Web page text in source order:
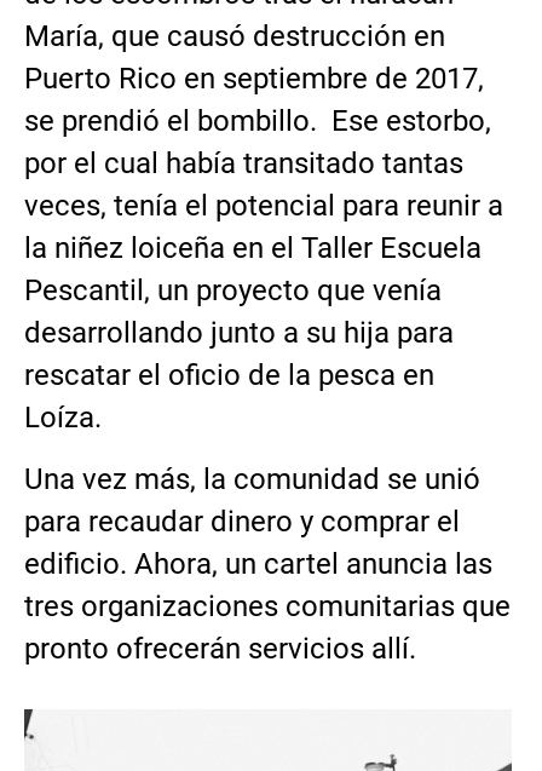
María, que causó destrucción en
Puerto Rico en septiembre de 2017,
se prendió el bombillo. Ese estorbo,
por el cual había transitado tantas
veces, tenía el potencial para reunir a
la niñez loiceña en el Taller Escuela
Pescantil, un proyecto que venía
desarrollando junto a su hija para
rescatar el oficio de la pesca en
Loíza.
Una vez más, la comunidad se unió
para recaudar dinero y comprar el
edificio. Ahora, un cartel anuncia las
tres organizaciones comunitarias que
pronto ofrecerán servicios allí.